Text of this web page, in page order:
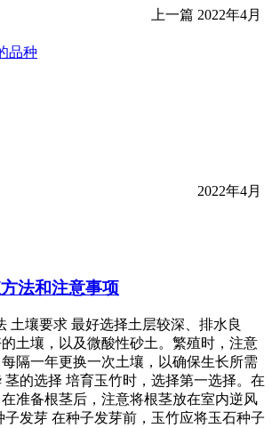
上一篇 2022年4月
品种
2022年4月
法和注意事项
土壤要求 最好选择土层较深、排水良
土壤，以及微酸性砂土。繁殖时，注意
隔一年更换一次土壤，以确保生长所需
茎的选择 培育玉竹时，选择第一选择。在
准备根茎后，注意将根茎放在室内逆风
子发芽 在种子发芽前，玉竹应将玉石种子